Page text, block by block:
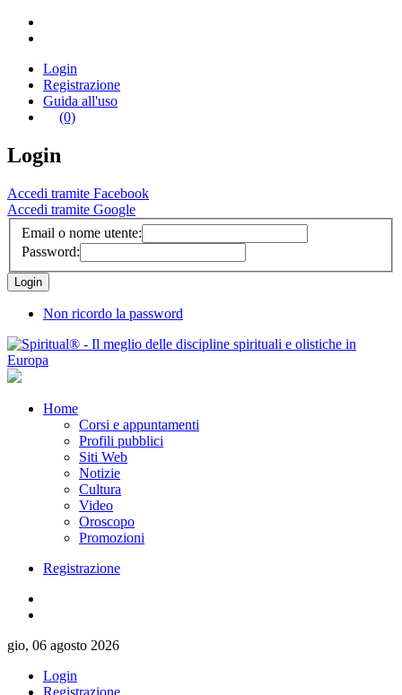
Login
Registrazione
Guida all'uso
(0)
Login
Accedi tramite Facebook
Accedi tramite Google
Email o nome utente:
Password:
Non ricordo la password
Home
Corsi e appuntamenti
Profili pubblici
Siti Web
Notizie
Cultura
Video
Oroscopo
Promozioni
Registrazione
gio, 06 agosto 2026
Login